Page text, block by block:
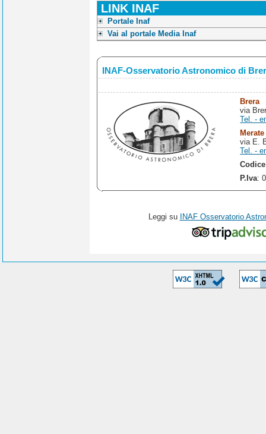
LINK INAF
Portale Inaf
Vai al portale Media Inaf
INAF-Osservatorio Astronomico di
Brera
via
Tel. -
Merate
via E.
Tel. -
P.Iva:
Leggi su INAF Osservatorio